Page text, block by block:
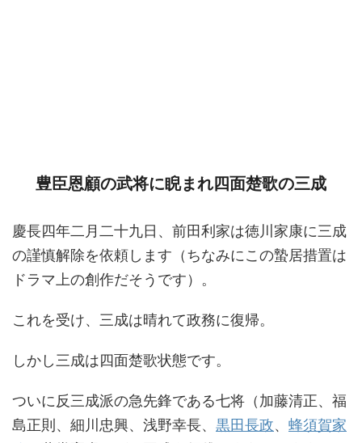
豊臣恩顧の武将に睨まれ四面楚歌の三成
慶長四年二月二十九日、前田利家は徳川家康に三成
の謹慎解除を依頼します（ちなみにこの蟄居措置は
ドラマ上の創作だそうです）。
これを受け、三成は晴れて政務に復帰。
しかし三成は四面楚歌状態です。
ついに反三成派の急先鋒である七将（加藤清正、福
島正則、細川忠興、浅野幸長、 黒田長政、 蜂須賀家